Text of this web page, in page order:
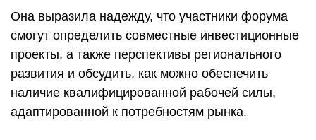
Она выразила надежду, что участники форума
смогут определить совместные инвестиционные
проекты, а также перспективы регионального
развития и обсудить, как можно обеспечить
наличие квалифицированной рабочей силы,
адаптированной к потребностям рынка.